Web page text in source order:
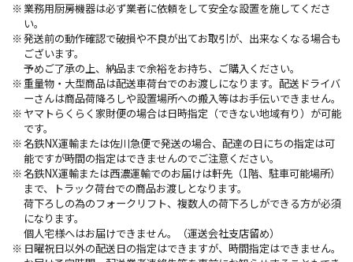
業務用厨房機器は必ず業者に依頼をして安全な設置を施してくださ
い。
発送前の動作確認で破損や不良が出てお取引が、出来なくなる場合も
ございます。
予めご了承の上、納品まで余裕をお持ち、ご購入ください。
重量物・大型商品は配送車荷台でのお渡しになります。配送ドライバ
ーさんは商品荷降ろしや設置場所への搬入等はお手伝いできません。
ヤマトらくらく家財便の場合は日時指定（できない地域有り）が可能
です。
名鉄NX運輸または佐川急便で発送の場合、配達の日にちの指定は可
能ですが時間の指定はできませんのでご注意ください。
名鉄NX運輸または西濃運輸でのお届けは軒先（1階、駐車可能場所）
まで、トラック荷台での商品お渡しとなります。
荷下ろしの為のフォークリフト、複数人の荷下ろしができる方が必須
になります。
個人宅様へはお届けできません。（運送会社支店留め）
日曜祝日以外の配送日の指定はできますが、時間指定はできません。